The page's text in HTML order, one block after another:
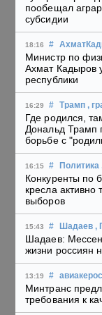
пообещал
субсидии
18:16 #
Министр по
Ахмат Кадыров
республики
16:29 # Трамп ,
Где родился,
Дональд Трамп
борьбе с
16:15 # Политика
Конкуренты по
кресла активно
выборов
15:43 # Шадаев ,
Шадаев:
жизни россиян
13:19 #
Минтранс
требования к